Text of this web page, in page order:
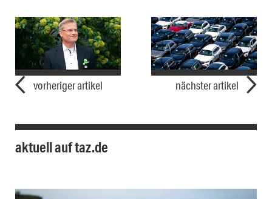
vorheriger artikel nächster artikel
aktuell auf taz.de